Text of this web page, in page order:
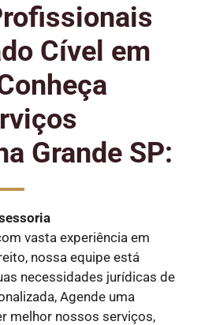
Cível em
Grande SP:
vasta experiência em
nossa equipe está
necessidades jurídicas de
Agende uma
melhor nossos serviços,